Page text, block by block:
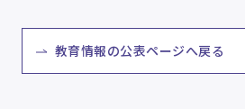
教育情報の公表ページへ戻る